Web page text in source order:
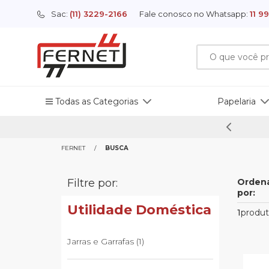
Sac: (11) 3229-2166 Fale conosco no Whatsapp: 11
Todas as Categorias
Bonecos e Cenarios
Decoração
Cordas e Correntes
Camping e Viagem
Papelaria
Apresentacao
Sazonais
Utilidade Doméstica
Papelaria
Artigos Para Festas
FERNET BUSCA
Filtre por:
Utilidade Doméstica
Jarras e Garrafas (1)
por:
1